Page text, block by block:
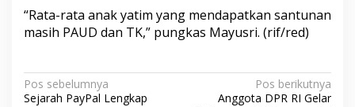
“Rata-rata anak yatim yang mendapatkan santunan
masih PAUD dan TK,” pungkas Mayusri. (rif/red)
N
Pos sebelumnya
Sejarah PayPal Lengkap
Pos berikutnya
Anggota DPR RI Gelar